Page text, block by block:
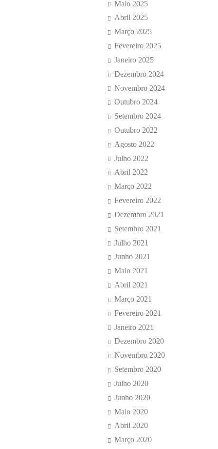
Maio 2025
Abril 2025
Março 2025
Fevereiro 2025
Janeiro 2025
Dezembro 2024
Novembro 2024
Outubro 2024
Setembro 2024
Outubro 2022
Agosto 2022
Julho 2022
Abril 2022
Março 2022
Fevereiro 2022
Dezembro 2021
Setembro 2021
Julho 2021
Junho 2021
Maio 2021
Abril 2021
Março 2021
Fevereiro 2021
Janeiro 2021
Dezembro 2020
Novembro 2020
Setembro 2020
Julho 2020
Junho 2020
Maio 2020
Abril 2020
Março 2020